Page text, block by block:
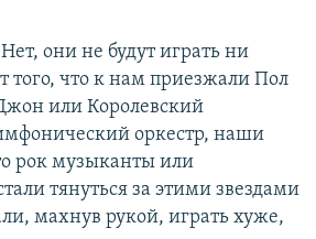
Нет, они не будут играть ни
того, что к нам приезжали Пол
или Королевский
оркестр, наши
рок музыканты или
тянуться за этими звездами
махнув рукой, играть хуже,